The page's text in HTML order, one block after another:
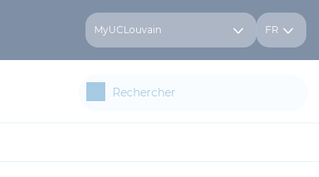
MyUCLouvain FR